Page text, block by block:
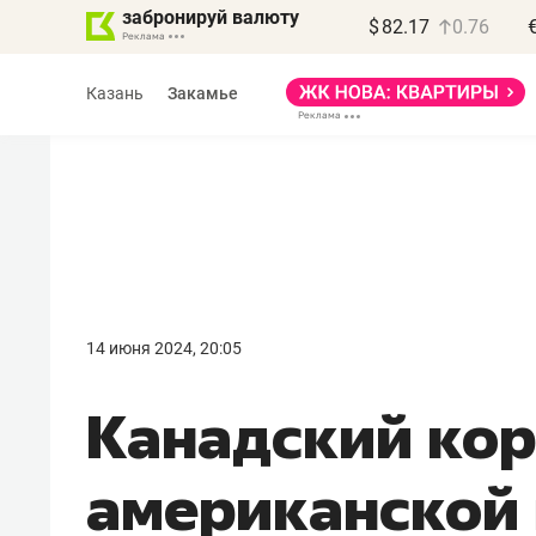
забронируй валюту $ 82.17 0.76
Казань Закамье
14 июня 2024, 20:05
Канадский
правил, бизнес может
потерять минимум